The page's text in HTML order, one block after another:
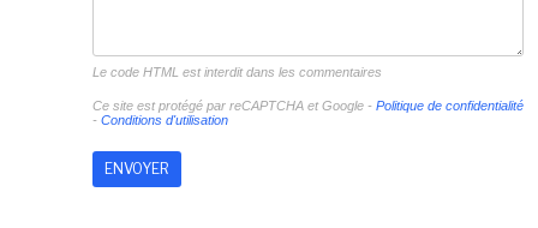
Le code HTML est interdit dans les commentaires
Ce site est protégé par reCAPTCHA et Google - Politique de confidentialité
- Conditions d'utilisation